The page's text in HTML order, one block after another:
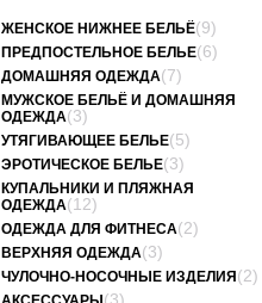
ЖЕНСКОЕ НИЖНЕЕ БЕЛЬЁ(9)
ПРЕДПОСТЕЛЬНОЕ БЕЛЬЕ(6)
ДОМАШНЯЯ ОДЕЖДА(7)
МУЖСКОЕ БЕЛЬЁ И ДОМАШНЯЯ
ОДЕЖДА(3)
УТЯГИВАЮЩЕЕ БЕЛЬЕ(5)
ЭРОТИЧЕСКОЕ БЕЛЬЕ(3)
КУПАЛЬНИКИ И ПЛЯЖНАЯ
ОДЕЖДА(12)
ОДЕЖДА ДЛЯ ФИТНЕСА(2)
ВЕРХНЯЯ ОДЕЖДА(3)
ЧУЛОЧНО-НОСОЧНЫЕ ИЗДЕЛИЯ (2)